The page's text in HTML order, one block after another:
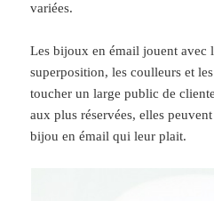
variées.
Les bijoux en émail jouent avec
superposition, les coulleurs et
toucher un large public de
aux plus réservées, elles
bijou en émail qui leur plait.